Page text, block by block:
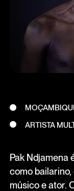
ARTISTA
Pak Ndjamena
como
músico e ator.